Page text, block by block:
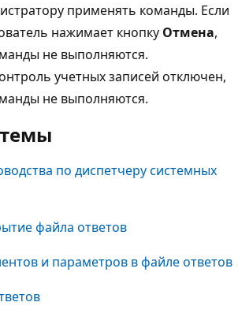
применять команды. Если
нажимает кнопку Отмена,
не выполняются.
учетных записей отключен,
не выполняются.
по диспетчеру системных
файла ответов
и параметров в файле ответов